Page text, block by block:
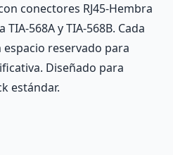
conectores RJ45-Hembra
568A y TIA-568B. Cada
reservado para
Diseñado para
estándar.